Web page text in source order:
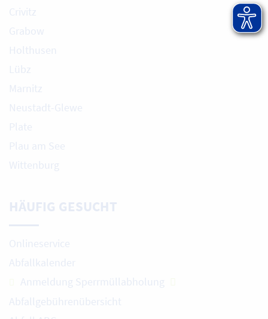
Crivitz
Grabow
Holthusen
Lübz
Marnitz
Neustadt-Glewe
Plate
Plau am See
Wittenburg
HÄUFIG GESUCHT
Onlineservice
Abfallkalender
Anmeldung Sperrmüllabholung
Abfallgebührenübersicht